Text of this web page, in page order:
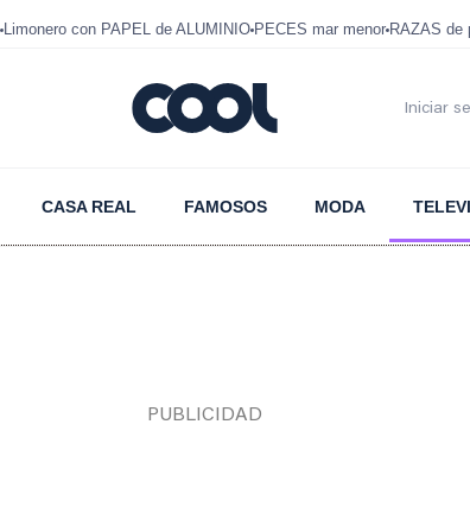
Limonero con PAPEL de ALUMINIO PECES mar menor RAZAS de
Iniciar
CASA REAL FAMOSOS MODA